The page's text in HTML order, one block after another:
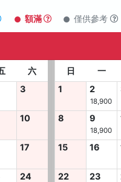
額滿 僅供參考
六
3
10
17
24
日 一
1
2
18,900
8 9
18,900
15 16
22 23